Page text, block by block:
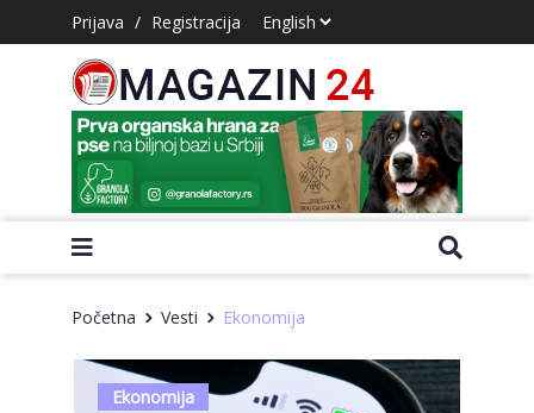
Prijava / Registracija
Početna Vesti Ekonomija
Ekonomija